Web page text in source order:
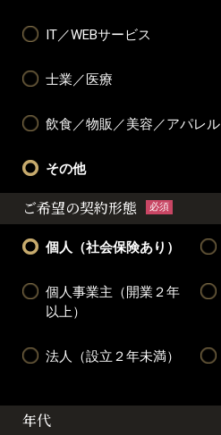
IT／WEBサービス
士業／医療
飲食／物販／美容／アパレル
その他
ご希望の契約形態 必須
個人（社会保険あり）
個人事業主（開業２年
以上）
法人（設立２年未満）
年代